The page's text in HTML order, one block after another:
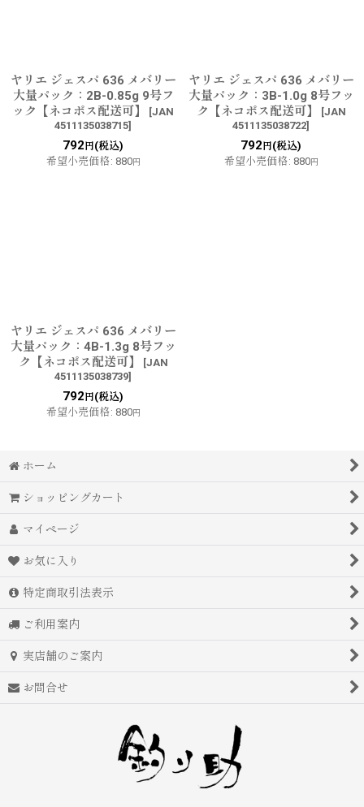
ヤリエ ジェスパ 636 メバリー
大量パック：2B-0.85g 9号フ
ック【ネコポス配送可】
[JAN
4511135038715]
792 円(税込)
希望小売価格: 880円
ヤリエ ジェスパ 636 メバリー
大量パック：3B-1.0g 8号フッ
ク【ネコポス配送可】
[JAN
4511135038722]
792 円(税込)
希望小売価格: 880円
ヤリエ ジェスパ 636 メバリー
大量パック：4B-1.3g 8号フッ
ク【ネコポス配送可】
[JAN
4511135038739]
792 円(税込)
希望小売価格: 880円
ホーム
ショッピングカート
マイページ
お気に入り
特定商取引法表示
ご利用案内
実店舗のご案内
お問合せ